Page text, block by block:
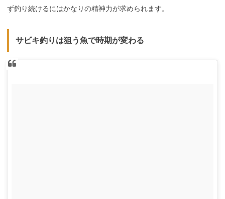
ず釣り続けるにはかなりの精神力が求められます。
サビキ釣りは狙う魚で時期が変わる